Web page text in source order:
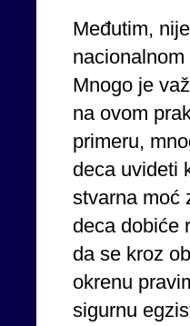
Međutim,
nacionalnom
Mnogo je
na ovom
primeru,
deca uvideti
stvarna moć
deca dobiće
da se kroz
okrenu
sigurnu